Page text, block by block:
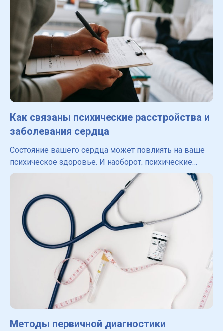
Как связаны психические расстройства и
заболевания сердца
Состояние вашего сердца может повлиять на ваше
психическое здоровье. И наоборот, психические
расстройства могут увеличить риск возникновения
сердечно-сосудистых заболеваний и повлиять на
процесс выздо
Методы первичной диагностики